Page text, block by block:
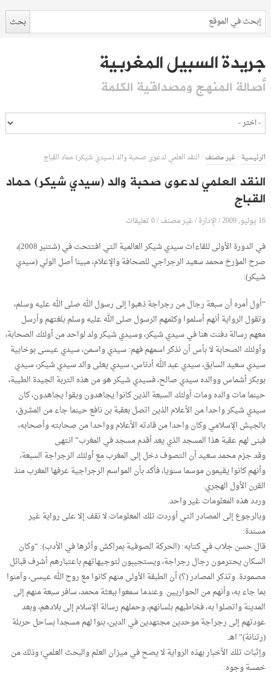
جريدة السبيل المغربية
أصالة المنهج ومصداقية الكلمة
الرئيسية/غير مصنف/النقد العلمي لدعوى صحبة والد (سيدي شيكر) حماد القباج
النقد العلمي لدعوى صحبة والد (سيدي شيكر) حماد
القباج
16 يوليو, 2009 /الإدارة/غير مصنف/0 تعليقات
في الدورة الأولى للقاءات سيدي شيكر العالمية التي افتتحت في (شتنبر 2008)،
صرح المؤرخ محمد سعيد الرجراجي للصحافة والإعلام، مبينا أصل الولي (سيدي
شيكر):
“أول أمره أن سبعة رجال من رجراجة ذهبوا إلى رسول الله صلى الله عليه وسلم،
وتقول الرواية أنهم أسلموا وكلمهم الرسول صلى الله عليه وسلم بلغتهم وأرسل
معهم رسالة دفنت هنا في سيدي شيكر، وسيدي شيكر ولد لواحد من أولئك الصحابة،
وأولئك الصحابة لا بأس أن نذكر اسمهم فهم: سيدي واسمن، سيدي عيسى بوخابية
سيدي سعيد السابق، سيدي عبد الله أدناس، سيدي يعلى والد سيدي شيكر، سيدي
بوبكر أشماس ووالده سيدي صالح، فسيدي شيكر هو من هذه التربة الجيدة الطيبة،
حينما مات والده ومات أولئك السبعة الذين كانوا يجاهدون وبقوا يجاهدون، كان
سيدي شيكر واحدا من الأعلام الذين اتصل بعقبة بن نافع حينما جاء من المشرق،
بالجيش الإسلامي وكان واحدا من قادته الأعلام وواحدا من صحابته وأصحابه،
فبنى لهم عقبة هذا المسجد الذي يعد أقدم مسجد في المغرب” انتهى
وقد جزم محمد سعيد أن التصوف دخل إلى المغرب مع أولئك الرجراجة السبعة،
وأنهم كانوا يقيمون موسما سنويا، فأكد بأن المواسم الرجراجية عرفها المغرب منذ
القرن الأول الهجري.
وردد هذه المعلومات غير واحد.
وبالرجوع إلى المصادر التي أوردت تلك المعلومات لا نقف إلا على رواية غير
مسندة:
قال حسن جلاب في كتابه: (الحركة الصوفية بمراكش وأثرها في الأدب): “وكان
السكان يحترمون رجال رجراجة، ويستجيبون لتوجيهاتهم باعتبارهم أشرف قبائل
مصمودة. وتذكر المصادر (؟) أن الطبقة الأولى منهم كانوا مع روح الله عيسى، وآمنوا
بما جاء به، وأنهم من الحواريين. وعندما سمعوا ببعثة محمد، سافر سبعة منهم إلى
المدينة واتصلوا به، فخاطبهم بلسانهم، وحملهم رسالة الإسلام إلى بلادهم، وبعد
عودتهم إلى رجراجة موحدين مجتهدين في الدين، بنوا لهم مسجدا بساحل حربلة
(رتنانة)” اهـ.
وإثبات تلك الأخبار بهذه الرواية لا يصح في ميزان العلم والبحث العلمي؛ وذلك من
خمسة وجوه: